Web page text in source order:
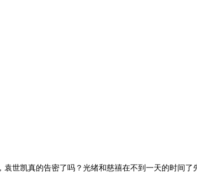
世凯真的告密了吗？光绪和慈禧在不到一天的时间